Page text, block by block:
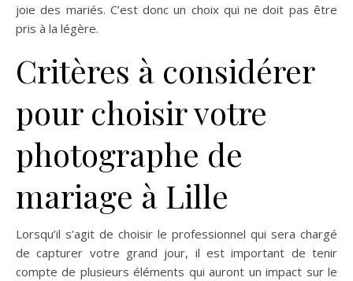
joie des mariés. C’est donc un choix qui ne doit pas être
pris à la légère.
Critères à considérer
pour choisir votre
photographe de
mariage à Lille
Lorsqu’il s’agit de choisir le professionnel qui sera chargé
de capturer votre grand jour, il est important de tenir
compte de plusieurs éléments qui auront un impact sur le